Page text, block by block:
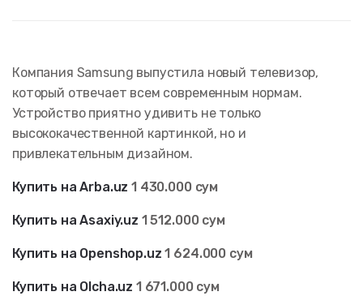
Компания Samsung выпустила новый телевизор,
который отвечает всем современным нормам.
Устройство приятно удивить не только
высококачественной картинкой, но и
привлекательным дизайном.
Купить на Arba.uz 1 430.000 сум
Купить на Asaxiy.uz 1 512.000 сум
Купить на Openshop.uz 1 624.000 сум
Купить на Olcha.uz 1 671.000 сум